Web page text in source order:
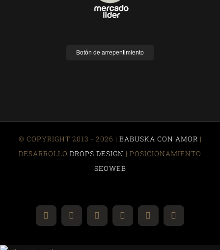
Botón de arrepentimiento
© COPYRIGHT 2013 - 2026 | BABUSKA CON AMOR |
DESARROLLO DROPS DESIGN | POSICIONAMIENTO
SEOWEB
InstagramYouTubeFacebookCorreo
electrónico
Pinterest